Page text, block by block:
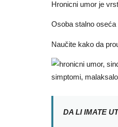
Hronicni umor je
Osoba stalno
Naučite kako da
DA LI IMATE